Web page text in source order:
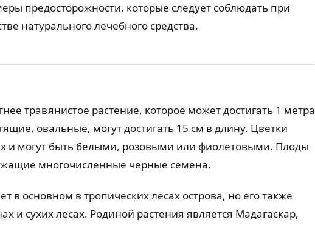
предосторожности, которые следует соблюдать при
натурального лечебного средства.
травянистое растение, которое может достигать 1 метра
овальные, могут достигать 15 см в длину. Цветки
и могут быть белыми, розовыми или фиолетовыми. Плоды
многочисленные черные семена.
в основном в тропических лесах острова, но его также
и сухих лесах. Родиной растения является Мадагаскар,